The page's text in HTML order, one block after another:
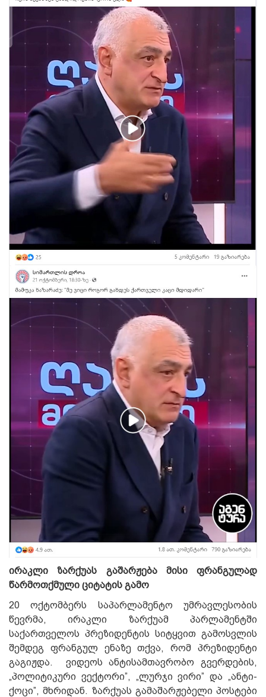
ირაკლი ზარქუას გაშარჟება მისი ფრანგულად
წარმოთქმული ციტატის გამო
20 ოქტომბერს საპარლამენტო უმრავლესობის
წევრმა, ირაკლი ზარქუამ პარლამენტში
საქართველოს პრეზიდენტის სიტყვით გამოსვლის
შემდეგ ფრანგულ ენაზე თქვა, რომ პრეზიდენტი
გაგიჟდა. ვიდეოს ანტისამთავრობო გვერდების,
„პოლიტიკური ვექტორი”, „ლურჯი ვირი” და „ანტი-
ქოცი”, მხრიდან. ზარქუას გამაშარჟებელი პოსტები